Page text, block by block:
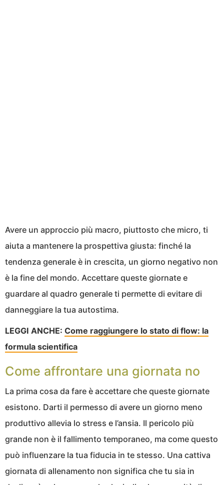
Avere un approccio più macro, piuttosto che micro, ti
aiuta a mantenere la prospettiva giusta: finché la
tendenza generale è in crescita, un giorno negativo non
è la fine del mondo. Accettare queste giornate e
guardare al quadro generale ti permette di evitare di
danneggiare la tua autostima.
LEGGI ANCHE: Come raggiungere lo stato di flow: la
formula scientifica
Come affrontare una giornata no
La prima cosa da fare è accettare che queste giornate
esistono. Darti il permesso di avere un giorno meno
produttivo allevia lo stress e l’ansia. Il pericolo più
grande non è il fallimento temporaneo, ma come questo
può influenzare la tua fiducia in te stesso. Una cattiva
giornata di allenamento non significa che tu sia in